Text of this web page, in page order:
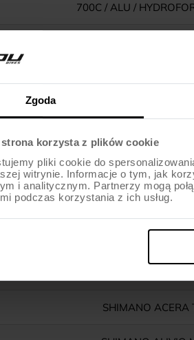
Zgoda
strona korzysta z plików cookie
pliki cookie do
witrynie. Informacje o tym, jak
i analitycznym. Partnerzy mogą
podczas korzystania z ich usług.
700C / ALU /
NECO / SEMI
SHIMANO ACERA